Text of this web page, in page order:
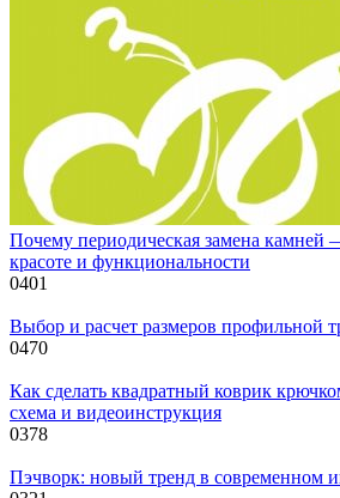
Почему периодическая замена
красоте и функциональности
0401
Выбор и расчет размеров профильной
0470
Как сделать квадратный коврик
схема и видеоинструкция
0378
Пэчворк: новый тренд в современном